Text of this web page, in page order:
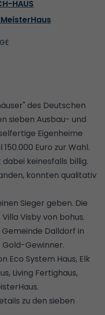
HAUS
des Deutschen
sieben Ausbau- und
Eigenheime
Euro zur Wahl.
keinesfalls billig.
konnten qualitativ
Sieger geben. Die
Visby von bohus.
Dalldorf in
Gewinner.
Eco System Haus, Elk
Living Fertighaus,
zu den sieben